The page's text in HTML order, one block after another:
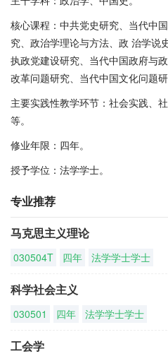
核心课程：中共党史研究、当代中
究、政治学理论与方法、政 治学说
执政党建设研究、当代中国政府与
改革问题研究、当代中国文化问题研
主要实践性教学环节：社会实践、
等。
修业年限：四年。
授予学位：法学学士。
专业推荐
马克思主义理论
030504T 四年 法学学士学士
科学社会主义
030501 四年 法学学士学士
工会学